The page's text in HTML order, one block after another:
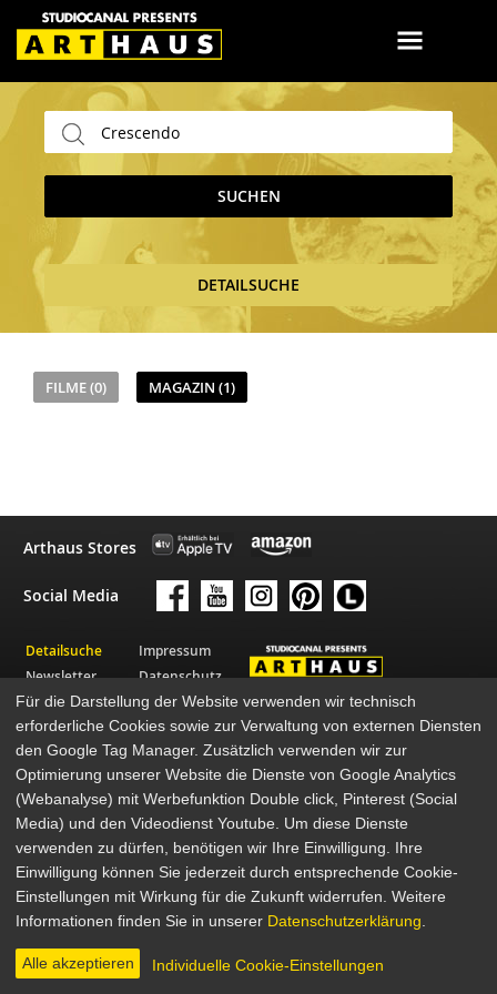
SUCHEN
DETAILSUCHE
FILME (0) MAGAZIN (1)
Arthaus Stores
Social Media
Detailsuche
Newsletter
Über Arthaus
Presse
Impressum
Datenschutz
AGB
© 2026 STUDIOCANAL GmbH
Für die Darstellung der Website verwenden wir technisch
erforderliche Cookies sowie zur Verwaltung von externen Diensten
den Google Tag Manager. Zusätzlich verwenden wir zur
Optimierung unserer Website die Dienste von Google Analytics
(Webanalyse) mit Werbefunktion Double click, Pinterest (Social
Media) und den Videodienst Youtube. Um diese Dienste
verwenden zu dürfen, benötigen wir Ihre Einwilligung. Ihre
Einwilligung können Sie jederzeit durch entsprechende Cookie-
Einstellungen mit Wirkung für die Zukunft widerrufen. Weitere
Informationen finden Sie in unserer Datenschutzerklärung
Alle akzeptieren Individuelle Cookie-Einstellungen